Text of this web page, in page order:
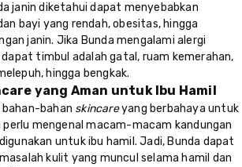
janin diketahui dapat menyebabkan
bayi yang rendah, obesitas, hingga
janin. Jika Bunda mengalami alergi
timbul adalah gatal, ruam kemerahan,
hingga bengkak.
yang Aman untuk Ibu Hamil
bahan skincareyang berbahaya untuk
perlu mengenal macam-macam kandungan
untuk ibu hamil. Jadi, Bunda dapat
kulit yang muncul selama hamil dan